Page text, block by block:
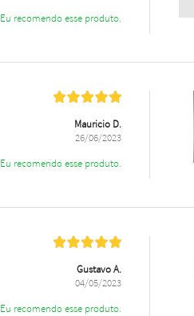
Eu recomendo esse produto.
Mauricio D.
26/06/2023
Eu recomendo esse produto.
Gustavo A.
04/05/2023
Eu recomendo esse produto.